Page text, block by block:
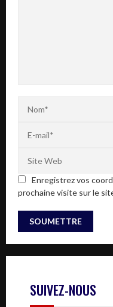
Enregistrez vos
prochaine visite sur le
SUIVEZ-NOUS